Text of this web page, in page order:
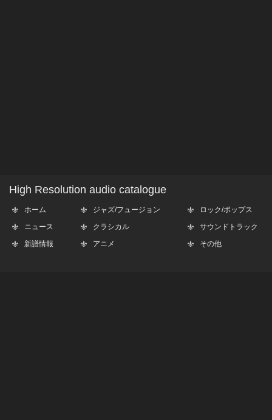
High Resolution audio catalogue
ホーム
ニュース
新譜情報
ジャズ/フュージョン
クラシカル
アニメ
ロック/ポップス
サウンドトラック
その他